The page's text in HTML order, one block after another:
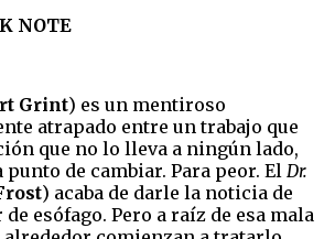
NOTE
Grint) es un mentiroso
atrapado entre un trabajo que
que no lo lleva a ningún lado,
punto de cambiar. Para peor. El Dr.
) acaba de darle la noticia de
esófago. Pero a raíz de esa mala